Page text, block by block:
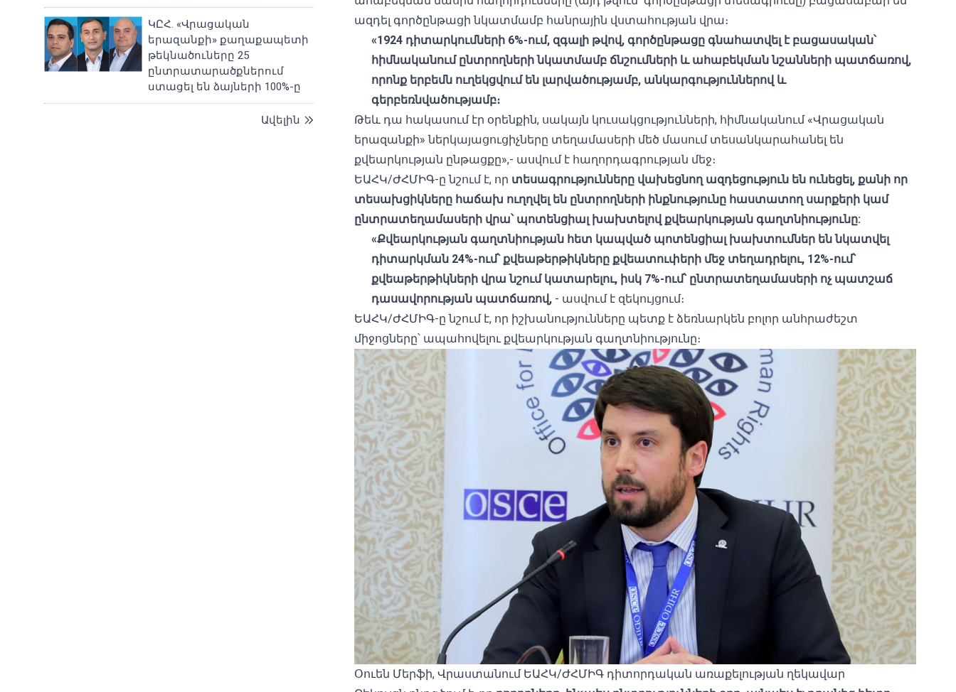
ԿԸՀ. «Վրացական
երազանքի» քաղաքապետի
թեկնածուները 25
ընտրատարածքներում
ստացել են ձայների 100%-ը
Ավելին
ազդել գործընթացի նկատմամբ հանրային վստահության վրա։
«1924 դիտարկումների 6%-ում, զգալի թվով, գործընթացը գնահատվել է բացասական՝
հիմնականում ընտրողների նկատմամբ ճնշումների և ահաբեկման նշանների պատճառով,
որոնք երբեմն ուղեկցվում են լարվածությամբ, անկարգություններով և
գերբեռնվածությամբ։
Թեև դա հակասում էր օրենքին, սակայն կուսակցությունների, հիմնականում «Վրացական
երազանքի» ներկայացուցիչները տեղամասերի մեծ մասում տեսանկարահանել են
քվեարկության ընթացքը»,- ասվում է հաղորդագրության մեջ։
ԵԱՀԿ/ԺՀՄԻԳ-ը նշում է, որ տեսագրությունները վախեցնող ազդեցություն են ունեցել, քանի որ
տեսախցիկները հաճախ ուղղվել են ընտրողների ինքնությունը հաստատող սարքերի կամ
ընտրատեղամասերի վրա՝ պոտենցիալ խախտելով քվեարկության գաղտնիությունը:
«Քվեարկության գաղտնիության հետ կապված պոտենցիալ խախտումներ են նկատվել
դիտարկման 24%-ում՝ քվեաթերթիկները քվեատուփերի մեջ տեղադրելու, 12%-ում՝
քվեաթերթիկների վրա նշում կատարելու, իսկ 7%-ում՝ ընտրատեղամասերի ոչ պատշաճ
դասավորության պատճառով, - ասվում է զեկույցում։
ԵԱՀԿ/ԺՀՄԻԳ-ը նշում է, որ իշխանությունները պետք է ձեռնարկեն բոլոր անհրաժեշտ
միջոցները՝ ապահովելու քվեարկության գաղտնիությունը։
Օուեն Մերֆի, Վրաստանում ԵԱՀԿ/ԺՀՄԻԳ դիտորդական առաքելության ղեկավար